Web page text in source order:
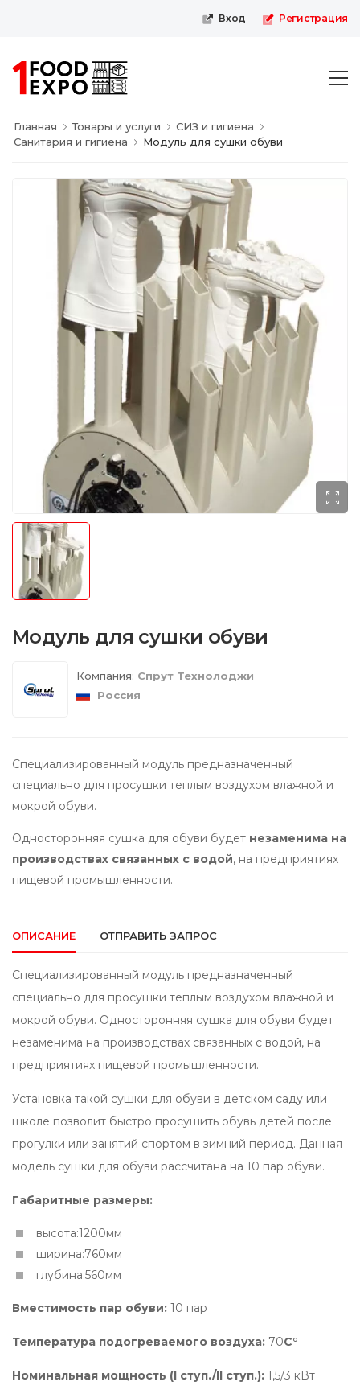
Первая пищевая онлайн-выставка
Вход Регистрация
Главная Товары и услуги
СИЗ и гигиена
Санитария и гигиена
Модуль для сушки обуви
Модуль для сушки обуви
Компания: Спрут Технолоджи
Россия
Специализированный модуль предназначенный
специально для просушки теплым воздухом влажной и
мокрой обуви.
Односторонняя сушка для обуви будет незаменима на
производствах связанных с водой, на предприятиях
пищевой промышленности.
ОПИСАНИЕ ОТПРАВИТЬ ЗАПРОС
Специализированный модуль предназначенный
специально для просушки теплым воздухом влажной и
мокрой обуви. Односторонняя сушка для обуви будет
незаменима на производствах связанных с водой, на
предприятиях пищевой промышленности.
Установка такой сушки для обуви в детском саду или
школе позволит быстро просушить обувь детей после
прогулки или занятий спортом в зимний период. Данная
модель сушки для обуви рассчитана на 10 пар обуви.
Габаритные размеры:
высота:1200мм
ширина:760мм
глубина:560мм
Вместимость пар обуви: 10 пар
Температура подогреваемого воздуха: 70С°
Номинальная мощность (I ступ./II ступ.): 1,5/3 кВт